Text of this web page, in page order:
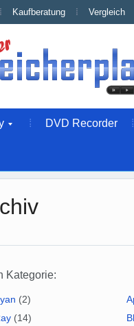
Kaufberatung Vergleich
DVD Recorder
Kategorie:
(2)
(14)